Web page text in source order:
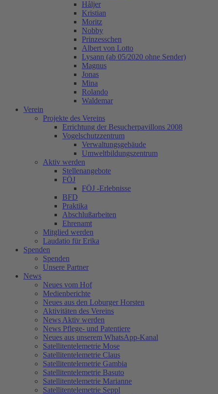
Håljer
Kristian
Moritz
Nobby
Prinzesschen
Albert von Lotto
Lysann (ab 05/2020 ohne Sender)
Magnus
Jonas
Mina
Rolando
Waldemar
Verein
Projekte des Vereins
Errichtung der Besucherpavillons 2008
Vogelschutzzentrum
Verwaltungsgebäude
Umweltbildungszentrum
Aktiv werden
Stellenangebote
FÖJ
FÖJ -Erlebnisse
BFD
Praktika
Abschlußarbeiten
Ehrenamt
Mitglied werden
Laudatio für Erika
Spenden
Spenden
Unsere Partner
News
Neues vom Hof
Medienberichte
Neues aus den Loburger Horsten
Aktivitäten des Vereins
News Aktiv werden
News Pflege- und Patentiere
Neues aus unserem WhatsApp-Kanal
Satellitentelemetrie Mose
Satellitentelemetrie Claus
Satellitentelemetrie Gambia
Satellitentelemetrie Basuto
Satellitentelemetrie Marianne
Satellitentelemetrie Seppl